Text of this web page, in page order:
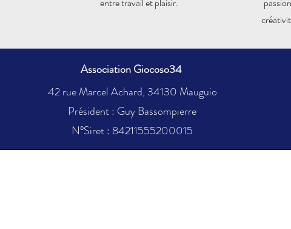
Association Giocoso34
42 rue Marcel Achard, 34130 Mauguio
Président : Guy Bassompierre
N°Siret : 84211555200015